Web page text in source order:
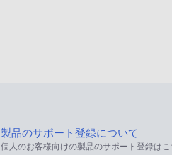
製品のサポート登録について
個人のお客様向けの製品のサポート登録はこ